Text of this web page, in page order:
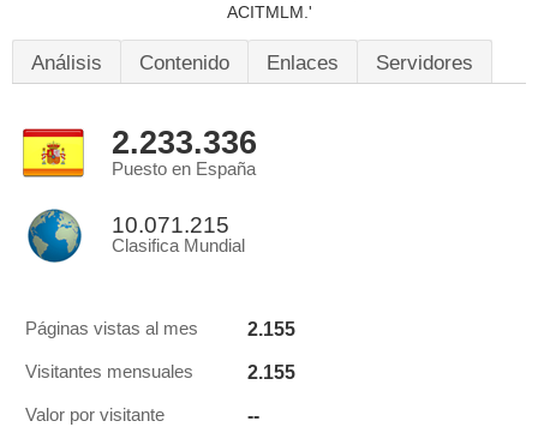
ACITMLM.'
Análisis Contenido Enlaces Servidores
2.233.336
Puesto en España
10.071.215
Clasifica Mundial
Páginas vistas al mes 2.155
Visitantes mensuales 2.155
Valor por visitante --